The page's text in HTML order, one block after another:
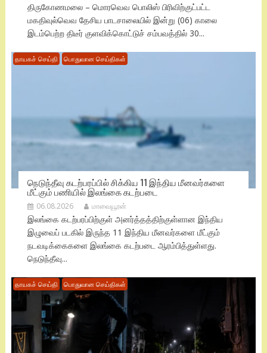
திருகோணமலை – மொரவெவ பொலிஸ் பிரிவிற்குட்பட்ட
மகதிவுல்வெவ தேசிய பாடசாலையில் இன்று (06) காலை
இடம்பெற்ற திடீர் குளவிக்கொட்டுச் சம்பவத்தில் 30...
தாயகச் செய்தி பொதுவான செய்திகள்
நெடுந்தீவு கடற்பரப்பில் சிக்கிய 11 இந்திய மீனவர்களை
மீட்கும் பணியில் இலங்கை கடற்படை
06.08.2026 மாவையூரன்
இலங்கை கடற்பரப்பிற்குள் அனர்த்தத்திற்குள்ளான இந்திய
இழுவைப் படகில் இருந்த 11 இந்திய மீனவர்களை மீட்கும்
நடவடிக்கைகளை இலங்கை கடற்படை ஆரம்பித்துள்ளது.
நெடுந்தீவு...
தாயகச் செய்தி பொதுவான செய்திகள்